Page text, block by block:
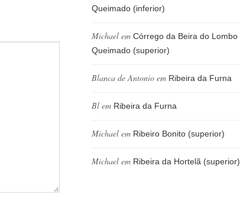
Queimado (inferior)
Michael em Córrego da Beira do Lombo
Queimado (superior)
Blanca de Antonio em Ribeira da Furna
Bl em Ribeira da Furna
Michael em Ribeiro Bonito (superior)
Michael em Ribeira da Hortelã (superior)